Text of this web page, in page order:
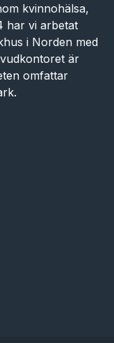
kvinnohälsa,
har vi arbetat
i Norden med
är
omfattar